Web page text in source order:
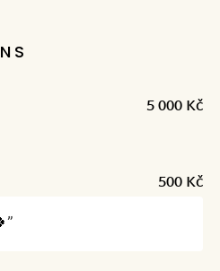
5 000 Kč
500 Kč